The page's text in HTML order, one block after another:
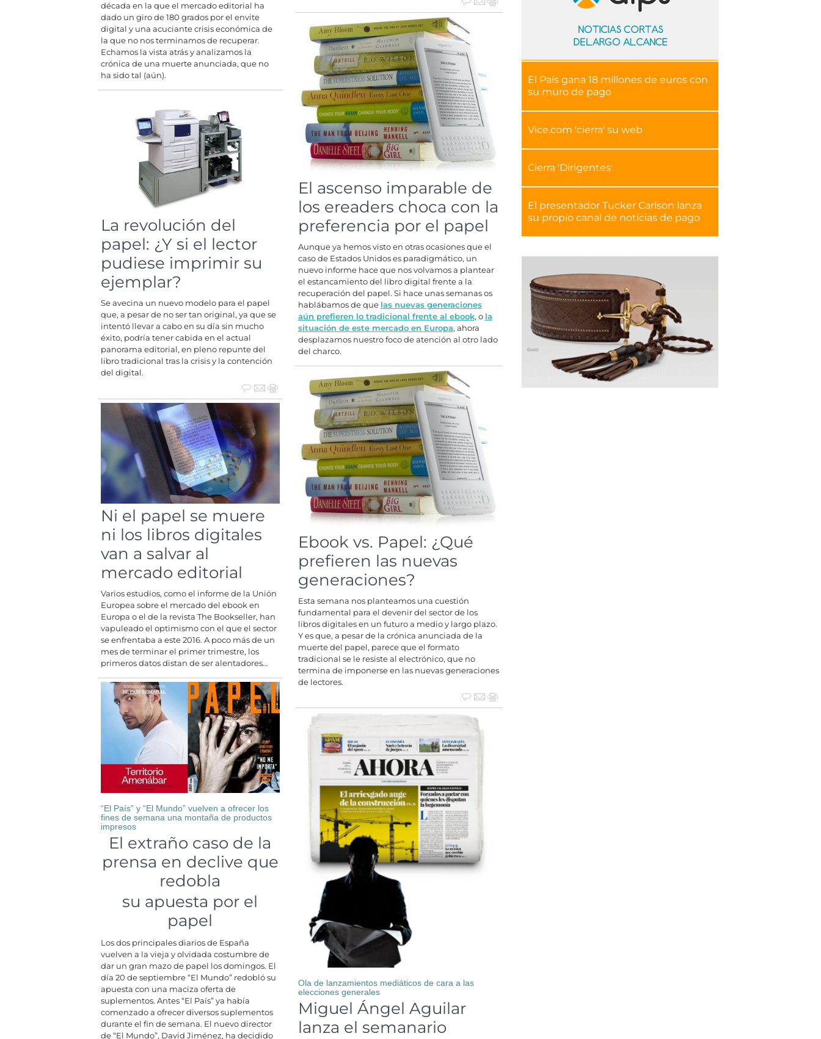
década en la que el mercado editorial ha
dado un giro de 180 grados por el envite
digital y una acuciante crisis económica de
la que no nos terminamos de recuperar.
Echamos la vista atrás y analizamos la
crónica de una muerte anunciada, que no
ha sido tal (aún).
La revolución del
papel: ¿Y si el lector
pudiese imprimir su
ejemplar?
Se avecina un nuevo modelo para el papel
que, a pesar de no ser tan original, ya que se
intentó llevar a cabo en su día sin mucho
éxito, podría tener cabida en el actual
panorama editorial, en pleno repunte del
libro tradicional tras la crisis y la contención
del digital.
Ni el papel se muere
ni los libros digitales
van a salvar al
mercado editorial
Varios estudios, como el informe de la Unión
Europea sobre el mercado del ebook en
Europa o el de la revista The Bookseller, han
vapuleado el optimismo con el que el sector
se enfrentaba a este 2016. A poco más de un
mes de terminar el primer trimestre, los
primeros datos distan de ser alentadores…
“El País” y “El Mundo” vuelven a ofrecer los
fines de semana una montaña de productos
impresos
El extraño caso de la
prensa en declive que
redobla
su apuesta por el
papel
Los dos principales diarios de España
vuelven a la vieja y olvidada costumbre de
dar un gran mazo de papel los domingos. El
día 20 de septiembre “El Mundo” redobló su
apuesta con una maciza oferta de
suplementos. Antes “El País” ya había
comenzado a ofrecer diversos suplementos
durante el fin de semana. El nuevo director
de “El Mundo”, David Jiménez, ha decidido
El ascenso imparable de
los ereaders choca con la
preferencia por el papel
Aunque ya hemos visto en otras ocasiones que el
caso de Estados Unidos es paradigmático, un
nuevo informe hace que nos volvamos a plantear
el estancamiento del libro digital frente a la
recuperación del papel. Si hace unas semanas os
hablábamos de que las nuevas generaciones
aún prefieren lo tradicional frente al ebook, o la
situación de este mercado en Europa, ahora
desplazamos nuestro foco de atención al otro lado
del charco.
Ebook vs. Papel: ¿Qué
prefieren las nuevas
generaciones?
Esta semana nos planteamos una cuestión
fundamental para el devenir del sector de los
libros digitales en un futuro a medio y largo plazo.
Y es que, a pesar de la crónica anunciada de la
muerte del papel, parece que el formato
tradicional se le resiste al electrónico, que no
termina de imponerse en las nuevas generaciones
de lectores.
Ola de lanzamientos mediáticos de cara a las
elecciones generales
Miguel Ángel Aguilar
lanza el semanario
El País gana 18 millones de euros con
su muro de pago
Vice.com 'cierra' su web
Cierra 'Dirigentes'
El presentador Tucker Carlson lanza
su propio canal de noticias de pago